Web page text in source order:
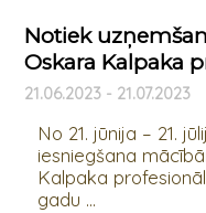
Notiek
Oskara Kalpaka
21.06.2023 - 21.07.2023
No 21. jūnija – 21.
iesniegšana
Kalpaka
gadu ...